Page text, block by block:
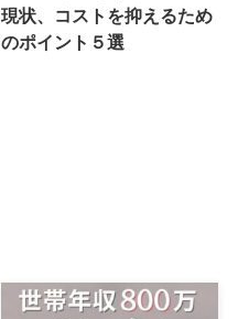
現状、コストを抑えるため
のポイント５選